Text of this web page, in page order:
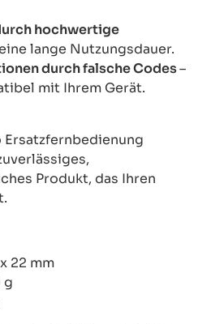
hochwertige
lange Nutzungsdauer.
durch falsche Codes–
mit Ihrem Gerät.
Produkt, das Ihren
22 mm
g